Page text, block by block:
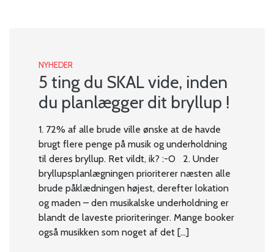
NYHEDER
5 ting du SKAL vide, inden
du planlægger dit bryllup !
1. 72% af alle brude ville ønske at de havde
brugt flere penge på musik og underholdning
til deres bryllup. Ret vildt, ik? :-O 2. Under
bryllupsplanlægningen prioriterer næsten alle
brude påklædningen højest, derefter lokation
og maden – den musikalske underholdning er
blandt de laveste prioriteringer. Mange booker
også musikken som noget af det […]